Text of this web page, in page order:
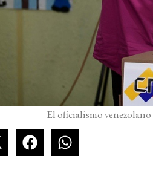
El oficialismo venezolano